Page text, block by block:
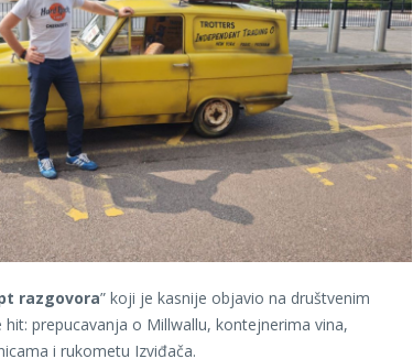
razgovora” koji je kasnije objavio na društvenim
prepucavanja o Millwallu, kontejnerima vina,
i rukometu Izviđača.